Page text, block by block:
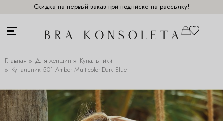
Скидка на первый заказ при подписке на рассылку!
Главная Для женщин
Купальники
Купальник 501 Amber Multicolor-Dark Blue